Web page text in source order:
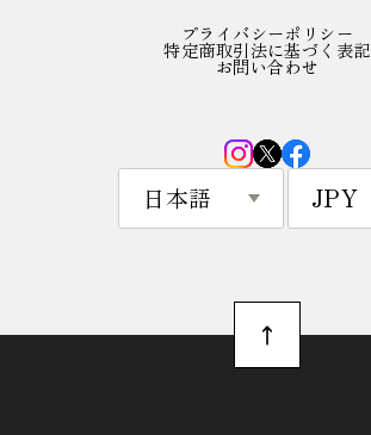
プライバシーポリシー
特定商取引法に基づく表記
お問い合わせ